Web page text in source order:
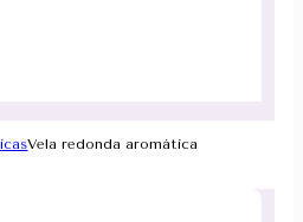
Vela redonda aromática